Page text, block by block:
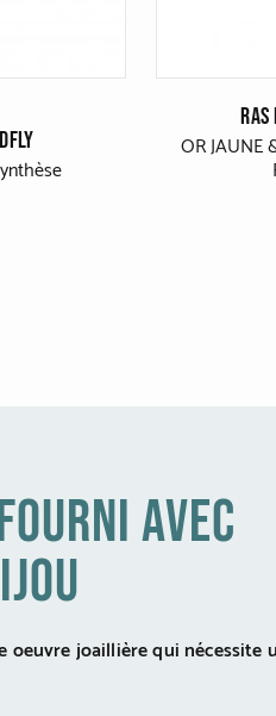
RAS
OR JAUNE
avec
oeuvre joaillière qui nécessite